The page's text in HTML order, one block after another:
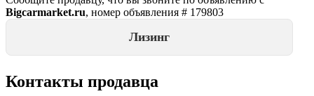
Bigcarmarket.ru, номер объявления # 179803
Лизинг
Контакты продавца